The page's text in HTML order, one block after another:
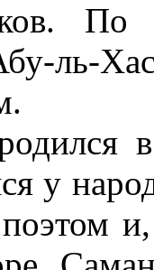
По
ль-
у